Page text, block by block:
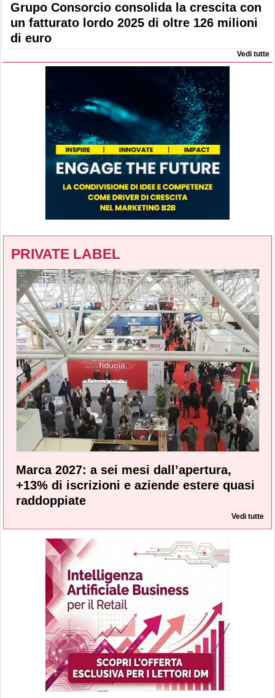
Grupo Consorcio consolida la crescita con
un fatturato lordo 2025 di oltre 126 milioni
di euro
Vedi tutte
PRIVATE LABEL
Marca 2027: a sei mesi dall’apertura,
+13% di iscrizioni e aziende estere quasi
raddoppiate
Vedi tutte